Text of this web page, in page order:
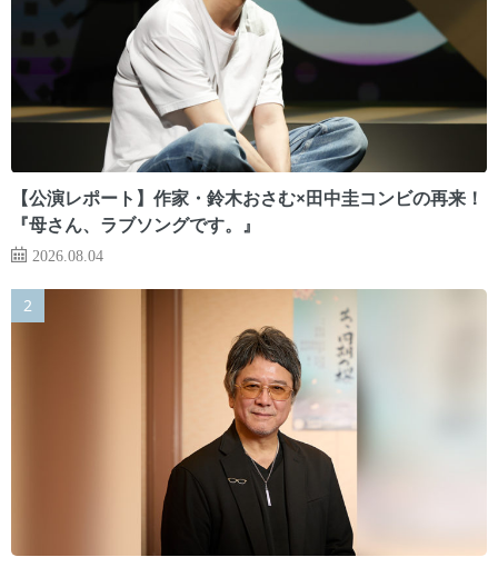
【公演レポート】作家・鈴木おさむ×田中圭コンビの再来！
『母さん、ラブソングです。』
2026.08.04